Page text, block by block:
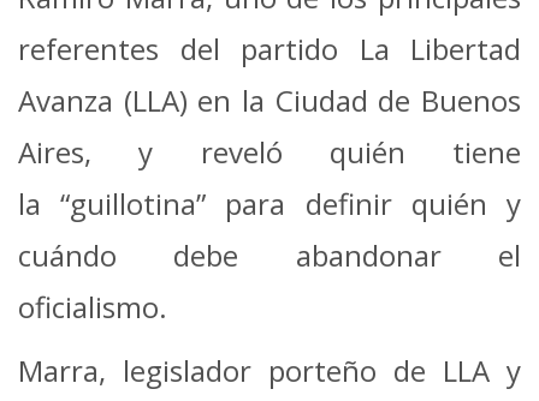
referentes del partido La Libertad
Avanza (LLA) en la Ciudad de Buenos
Aires, y reveló quién tiene
la “guillotina” para definir quién y
cuándo debe abandonar el
oficialismo.
Marra, legislador porteño de LLA y